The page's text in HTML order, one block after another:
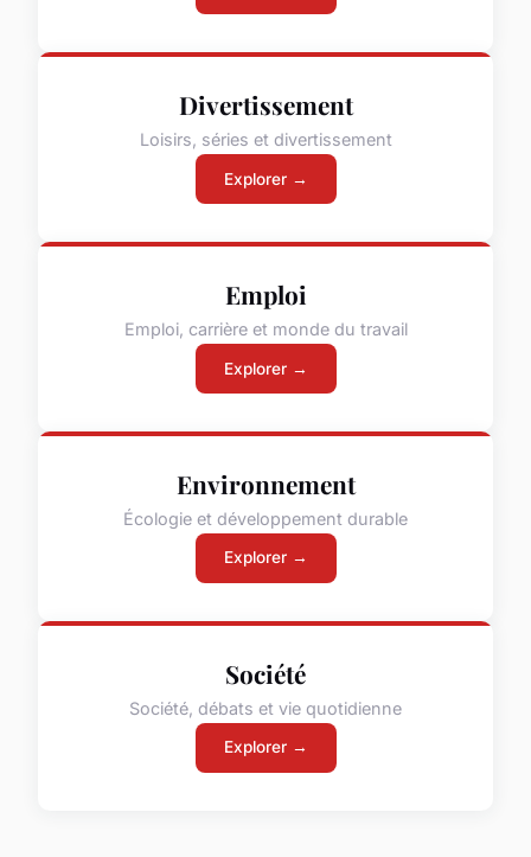
Divertissement
Loisirs, séries et divertissement
Explorer →
Emploi
Emploi, carrière et monde du travail
Explorer →
Environnement
Écologie et développement durable
Explorer →
Société
Société, débats et vie quotidienne
Explorer →